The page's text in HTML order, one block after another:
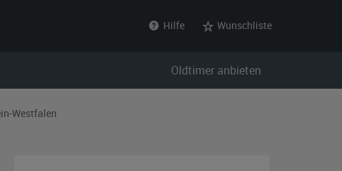
Hilfe Wunschliste
Oldtimer anbieten
Westfalen